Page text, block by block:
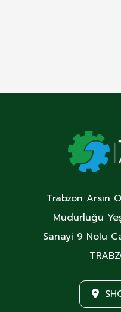
Trabzon Arsin
Müdürlüğü
Sanayi 9 Nolu